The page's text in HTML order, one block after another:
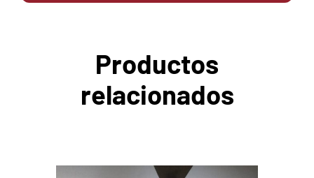
Productos
relacionados